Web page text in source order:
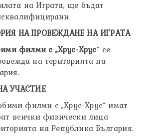
на Играта, ще бъдат
НА ПРОВЕЖДАНЕ НА ИГРАТА
филми с „Хрус-Хрус“ се
на територията на
УЧАСТИЕ
филми с „Хрус-Хрус“ имат
всички физически лица
на Република България.